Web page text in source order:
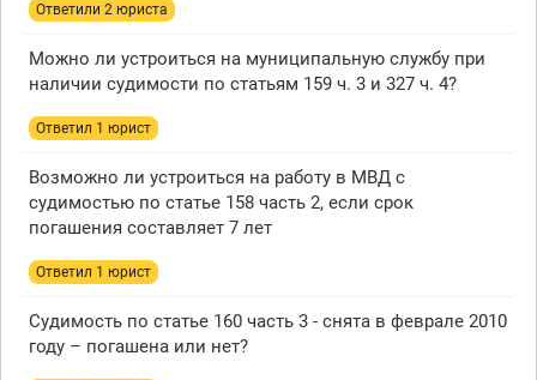
Ответили 2 юристa
Можно ли устроиться на муниципальную службу при
наличии судимости по статьям 159 ч. 3 и 327 ч. 4?
Ответил 1 юрист
Возможно ли устроиться на работу в МВД с
судимостью по статье 158 часть 2, если срок
погашения составляет 7 лет
Ответил 1 юрист
Судимость по статье 160 часть 3 - снята в феврале 2010
году – погашена или нет?